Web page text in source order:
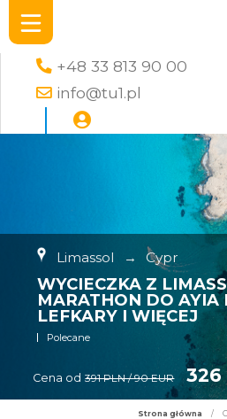
+48 33 813 90 00
info@tu1.pl
Limassol → Cypr
WYCIECZKA Z
MARATHON DO AYIA
LEFKARY I WIĘCEJ
Polecane
Cena od 391 PLN / 90 EUR 326
Strona główna /